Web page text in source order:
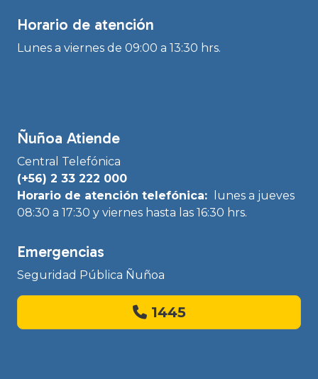
Horario de atención
Lunes a viernes de 09:00 a 13:30 hrs.
Ñuñoa Atiende
Central Telefónica
(+56) 2 33 222 000
Horario de atención telefónica:
lunes a jueves
08:30 a 17:30 y viernes hasta las 16:30 hrs.
Emergencias
Seguridad Pública Ñuñoa
1445